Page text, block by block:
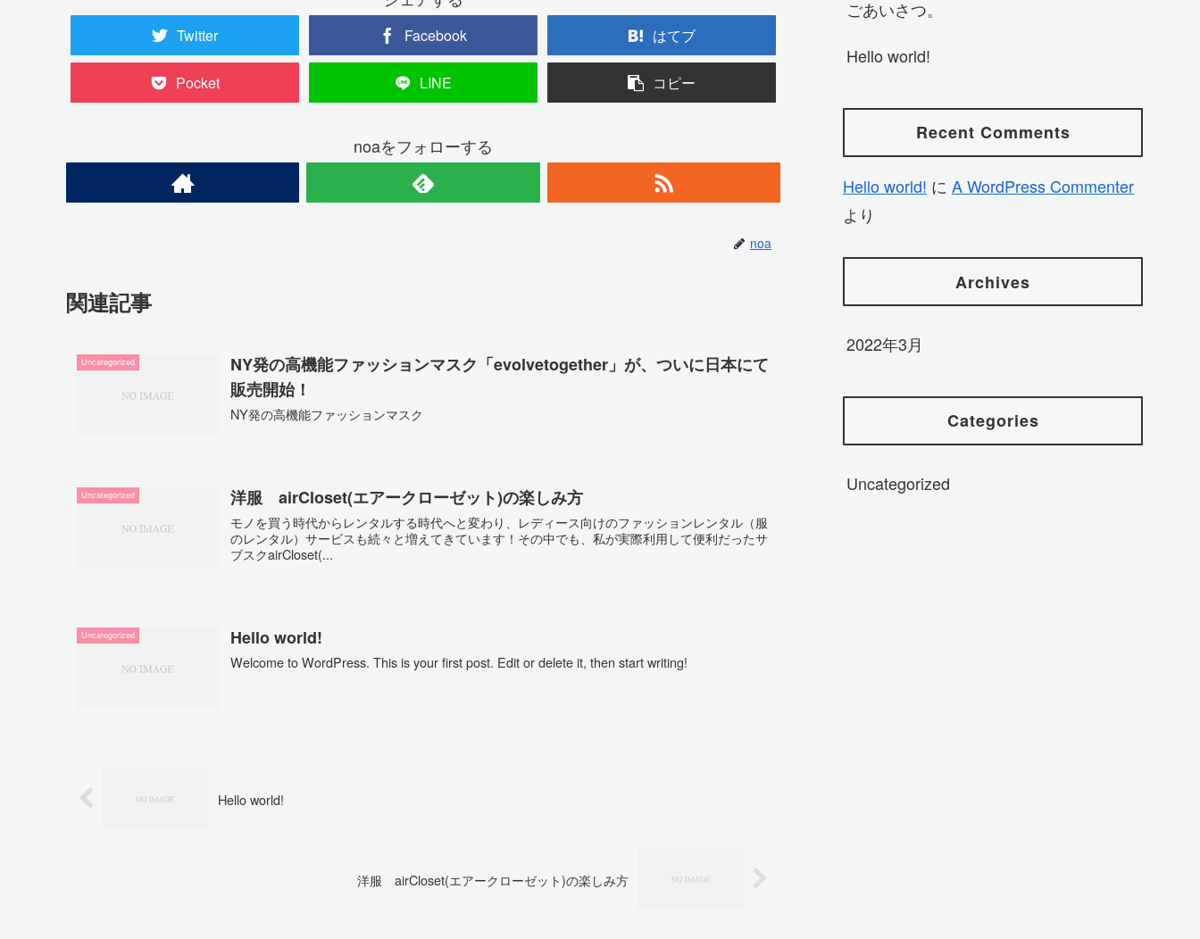
Twitter Facebook はてブ
Pocket LINE コピー
noaをフォローする
noa
関連記事
Uncategorized
NY発の高機能ファッションマスク「evolvetogether」が、ついに日本にて
販売開始！
NY発の高機能ファッションマスク
Uncategorized 洋服 airCloset(エアークローゼット)の楽しみ方
モノを買う時代からレンタルする時代へと変わり、レディース向けのファッションレンタル（服
のレンタル）サービスも続々と増えてきています！その中でも、私が実際利用して便利だったサ
ブスクairCloset(...
Uncategorized Hello world!
Welcome to WordPress. This is your first post. Edit or delete it, then start writing!
Hello world!
洋服 airCloset(エアークローゼット)の楽しみ方
ごあいさつ。
Hello world!
Recent Comments
Hello world! に A WordPress Commenter
より
Archives
2022年3月
Categories
Uncategorized